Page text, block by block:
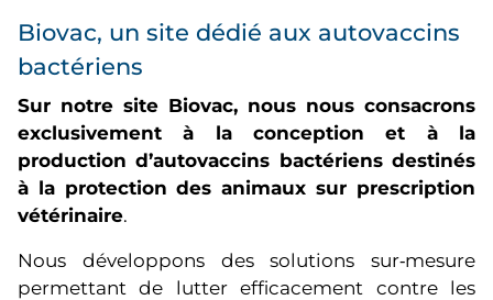
Biovac, un site dédié aux autovaccins
bactériens
Sur notre site Biovac, nous nous consacrons
exclusivement à la conception et à la
production d’autovaccins bactériens destinés
à la protection des animaux sur prescription
vétérinaire.
Nous développons des solutions sur‑mesure
permettant de lutter efficacement contre les